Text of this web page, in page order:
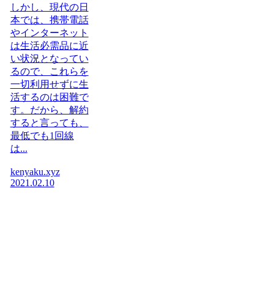
しかし、現代の日
本では、携帯電話
やインターネット
は生活必需品に近
い状況となってい
るので、これらを
一切利用せずに生
活するのは困難で
す。だから、解約
すると言っても、
最低でも1回線
は...
kenyaku.xyz
2021.02.10